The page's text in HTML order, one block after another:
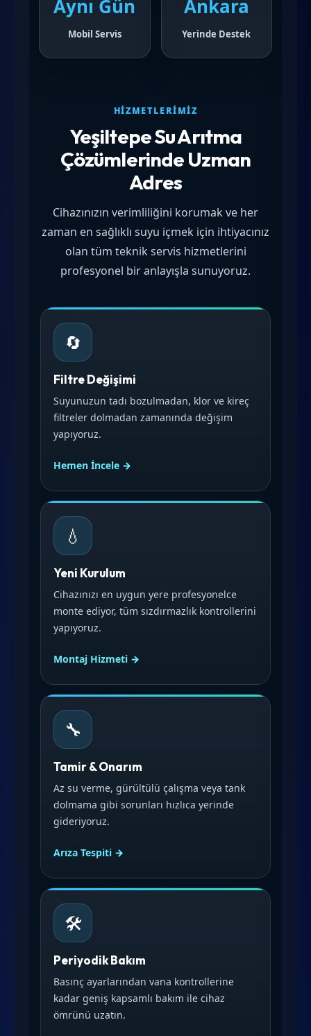
Aynı Gün
Mobil Servis
Ankara
Yerinde Destek
HIZMETLERIMIZ
Yeşiltepe Su Arıtma
Çözümlerinde Uzman
Adres
Cihazınızın verimliliğini korumak ve her
zaman en sağlıklı suyu içmek için ihtiyacınız
olan tüm teknik servis hizmetlerini
profesyonel bir anlayışla sunuyoruz.
🔄
Filtre Değişimi
Suyunuzun tadı bozulmadan, klor ve kireç
filtreler dolmadan zamanında değişim
yapıyoruz.
Hemen İncele →
💧
Yeni Kurulum
Cihazınızı en uygun yere profesyonelce
monte ediyor, tüm sızdırmazlık kontrollerini
yapıyoruz.
Montaj Hizmeti →
🔧
Tamir & Onarım
Az su verme, gürültülü çalışma veya tank
dolmama gibi sorunları hızlıca yerinde
gideriyoruz.
Arıza Tespiti →
🛠️
Periyodik Bakım
Basınç ayarlarından vana kontrollerine
kadar geniş kapsamlı bakım ile cihaz
ömrünü uzatın.